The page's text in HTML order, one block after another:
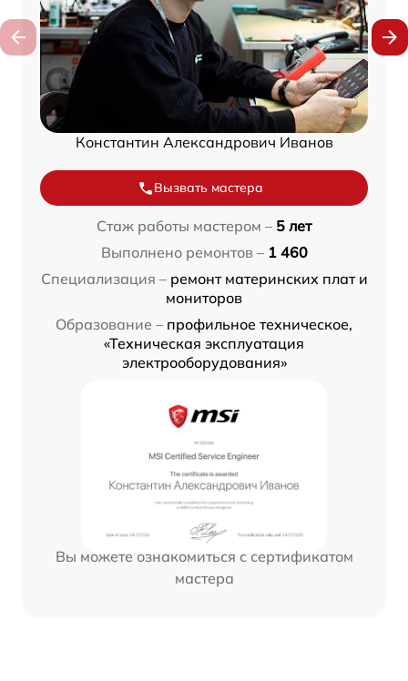
Константин Александрович Иванов
Вызвать мастера
Стаж работы мастером – 5 лет
Выполнено ремонтов – 1 460
Специализация – ремонт материнских плат и
мониторов
Образование – профильное техническое,
«Техническая эксплуатация
электрооборудования»
Вы можете ознакомиться с сертификатом
мастера